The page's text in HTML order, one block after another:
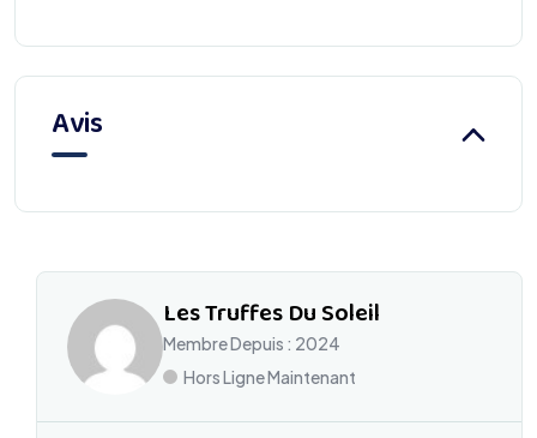
Avis
Les Truffes Du Soleil
Membre Depuis : 2024
Hors Ligne Maintenant